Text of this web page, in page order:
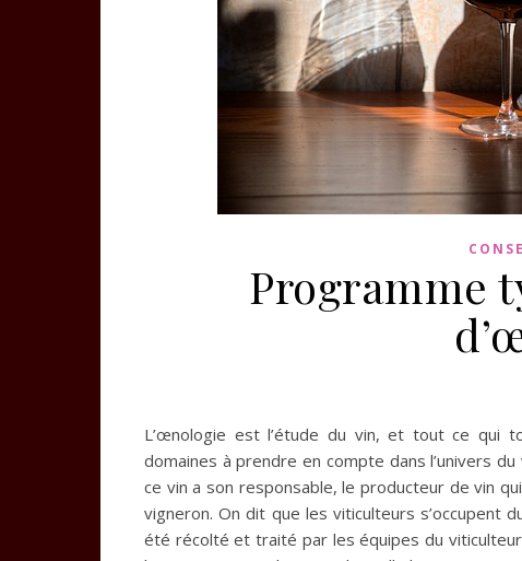
Programme
L’œnologie est l’étude du vin, et tout ce qui
domaines à prendre en compte dans l’univers
ce vin a son responsable, le producteur de vin
vigneron. On dit que les viticulteurs s’occupent
été récolté et traité par les équipes du